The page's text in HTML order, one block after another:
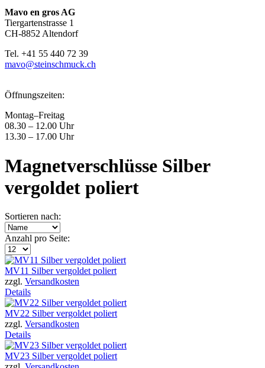
Mavo en gros AG
Tiergartenstrasse 1
CH-8852 Altendorf
Tel. +41 55 440 72 39
mavo@steinschmuck.ch
Öffnungszeiten:
Montag–Freitag
08.30 – 12.00 Uhr
13.30 – 17.00 Uhr
Magnetverschlüsse Silber
vergoldet poliert
Sortieren nach:
Anzahl pro Seite:
MV11 Silber vergoldet poliert
zzgl. Versandkosten
Details
MV22 Silber vergoldet poliert
zzgl. Versandkosten
Details
MV23 Silber vergoldet poliert